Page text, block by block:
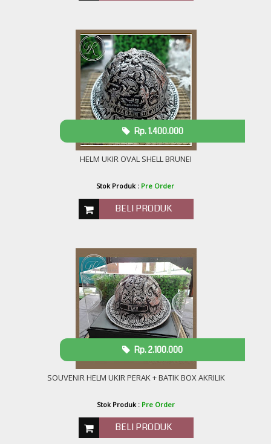
HELM UKIR OVAL SHELL BRUNEI
Rp. 1.400.000
Stok Produk : Pre Order
BELI PRODUK
SOUVENIR HELM UKIR PERAK + BATIK BOX AKRILIK
Rp. 2.100.000
Stok Produk : Pre Order
BELI PRODUK